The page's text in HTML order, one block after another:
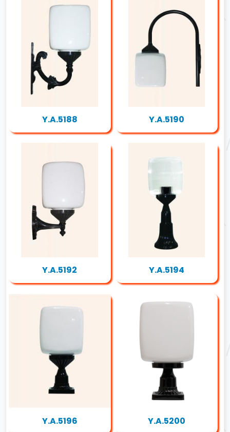
Y.A.5188 Y.A.5190
Y.A.5192 Y.A.5194
Y.A.5196 Y.A.5200